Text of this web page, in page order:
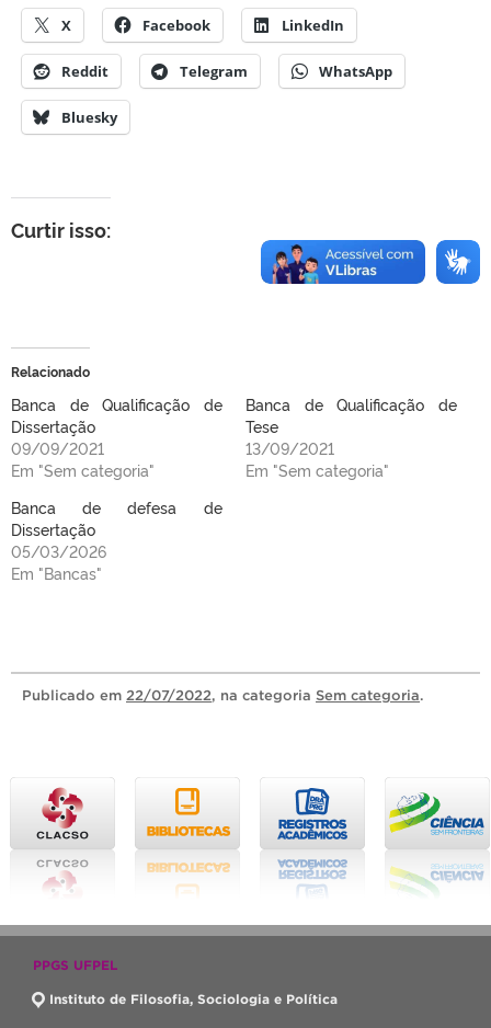
X Facebook LinkedIn
Reddit Telegram WhatsApp
Bluesky
Curtir isso:
Relacionado
Banca de Qualificação de
Dissertação
09/09/2021
Em "Sem categoria"
Banca de Qualificação de
Tese
13/09/2021
Em "Sem categoria"
Banca de defesa de
Dissertação
05/03/2026
Em "Bancas"
Publicado em 22/07/2022, na categoria Sem categoria.
PPGS UFPEL
Instituto de Filosofia, Sociologia e Política